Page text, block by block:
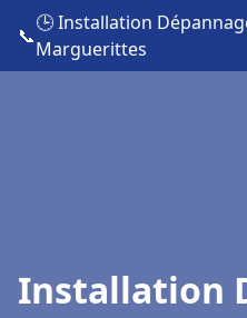
📞
🕒 Installation
Marguerittes
Installation